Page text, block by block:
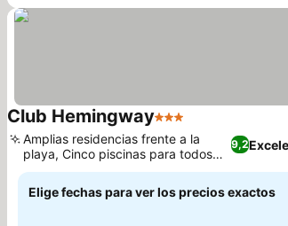
Club Hemingway3 Estrellas
9,2
Amplias residencias frente a la
playa, Cinco piscinas para todos
los gustos
Elige fechas para ver los precios exactos